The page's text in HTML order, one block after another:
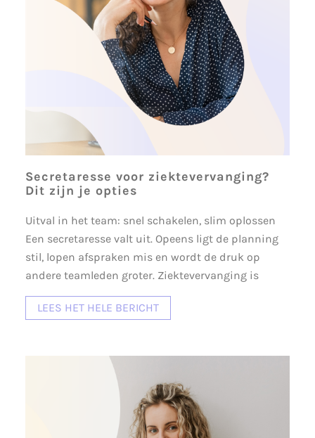
Secretaresse voor ziektevervanging?
Dit zijn je opties
Uitval in het team: snel schakelen, slim oplossen
Een secretaresse valt uit. Opeens ligt de planning
stil, lopen afspraken mis en wordt de druk op
andere teamleden groter. Ziektevervanging is
LEES HET HELE BERICHT